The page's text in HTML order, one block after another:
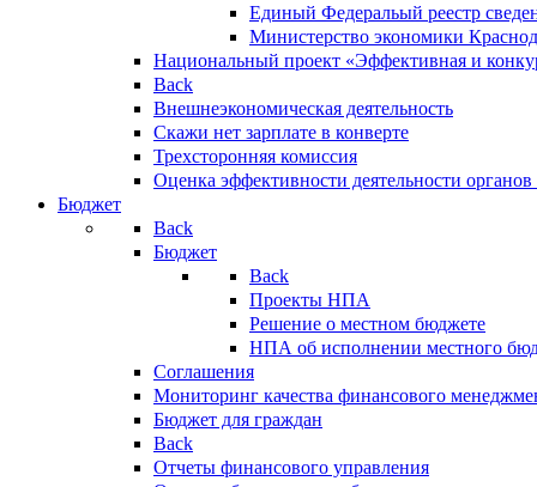
Единый Федеральый реестр
Министерство экономики
Национальный проект «Эффективная и
Back
Внешнеэкономическая деятельность
Скажи нет зарплате в конверте
Трехсторонняя комиссия
Оценка эффективности деятельности
Бюджет
Back
Бюджет
Back
Проекты НПА
Решение о местном бюджете
НПА об исполнении местного
Соглашения
Мониторинг качества финансового
Бюджет для граждан
Back
Отчеты финансового управления